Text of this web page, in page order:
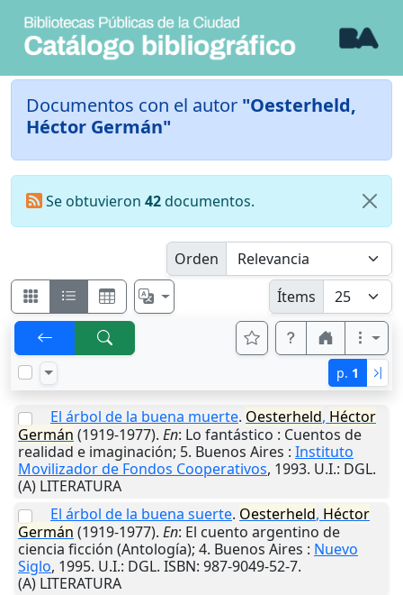
Documentos con el autor "Oesterheld,
Héctor Germán"
Se obtuvieron 42documentos.
Orden
Ítems
p. 1
El árbol de la buena muerte. Oesterheld, Héctor
Germán (1919-1977). En: Lo fantástico : Cuentos de
realidad e imaginación; 5. Buenos Aires : Instituto
Movilizador de Fondos Cooperativos, 1993. U.I.: DGL.
(A) LITERATURA
El árbol de la buena suerte. Oesterheld, Héctor
Germán (1919-1977). En: El cuento argentino de
ciencia ficción (Antología); 4. Buenos Aires : Nuevo
Siglo, 1995. U.I.: DGL. ISBN: 987-9049-52-7.
(A) LITERATURA